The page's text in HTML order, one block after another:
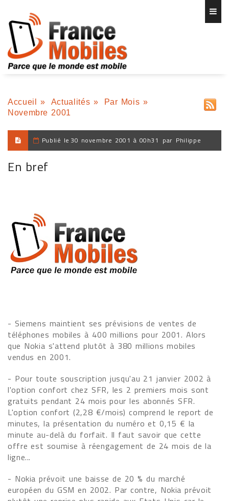
Accueil » Actualités » Par Mois »
Novembre 2001
Publié le 30 novembre 2001 à 00h31 par Philippe
En bref
- Siemens maintient ses prévisions de ventes de
téléphones mobiles à 400 millions pour 2001. Alors
que Nokia s'attend plutôt à 380 millions mobiles
vendus en 2001.
- Pour toute souscription jusqu'au 21 janvier 2002 à
l'option confort chez SFR, les 2 premiers mois sont
gratuits pendant 24 mois pour les abonnés SFR.
L'option confort (2,28 €/mois) comprend le report de
minutes, la présentation du numéro et 0,15 € la
minute au-delà du forfait. Il faut savoir que cette
offre est soumise à réengagement de 24 mois de la
ligne...
- Nokia prévoit une baisse de 20 % du marché
européen du GSM en 2002. Par contre, Nokia prévoit